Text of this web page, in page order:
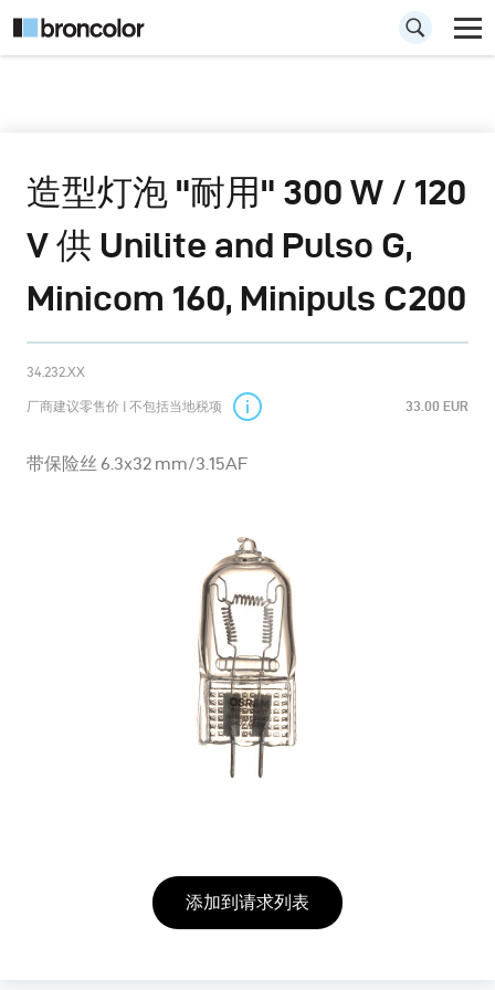
造型灯泡 "耐用" 300 W / 120
V 供 Unilite and Pulso G,
Minicom 160, Minipuls C200
34.232.XX
厂商建议零售价 | 不包括当地税项 33.00 EUR
带保险丝 6.3x32 mm/3.15AF
添加到请求列表